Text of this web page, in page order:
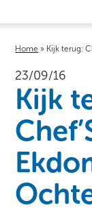
Home » Kijk terug:
23/09/16
Kijk